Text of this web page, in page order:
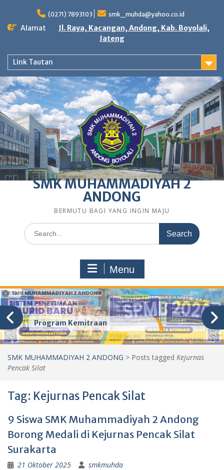
content
(0271) 7893103 smk_muhda@yahoo.co.id
Alamat
Jl. Raya, Kacangan, Andong, Kab. Boyolali,
Jateng
Link Tautan
SMK MUHAMMADIYAH 2
ANDONG
BERMUTU BAGI YANG INGIN MAJU
Search
for:
Menu
Program Kemitraan
SMK MUHAMMADIYAH 2 ANDONG > Posts tagged Kejurnas
Pencak Silat
Tag: Kejurnas Pencak Silat
9 Siswa SMK Muhammadiyah 2 Andong
Borong Medali di Kejurnas Pencak Silat
Surakarta
21 Oktober 2025 smkmuhda